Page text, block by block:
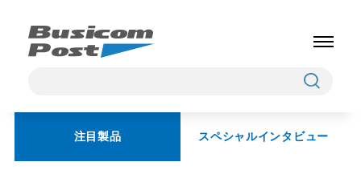
注目製品 スペシャルインタビュー